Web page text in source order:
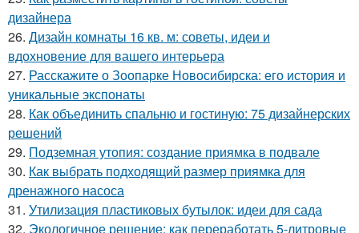
дизайнера
26. Дизайн комнаты 16 кв. м: советы, идеи и
вдохновение для вашего интерьера
27. Расскажите о Зоопарке Новосибирска: его история и
уникальные экспонаты
28. Как объединить спальню и гостиную: 75 дизайнерских
решений
29. Подземная утопия: создание приямка в подвале
30. Как выбрать подходящий размер приямка для
дренажного насоса
31. Утилизация пластиковых бутылок: идеи для сада
32. Экологичное решение: как переработать 5-литровые